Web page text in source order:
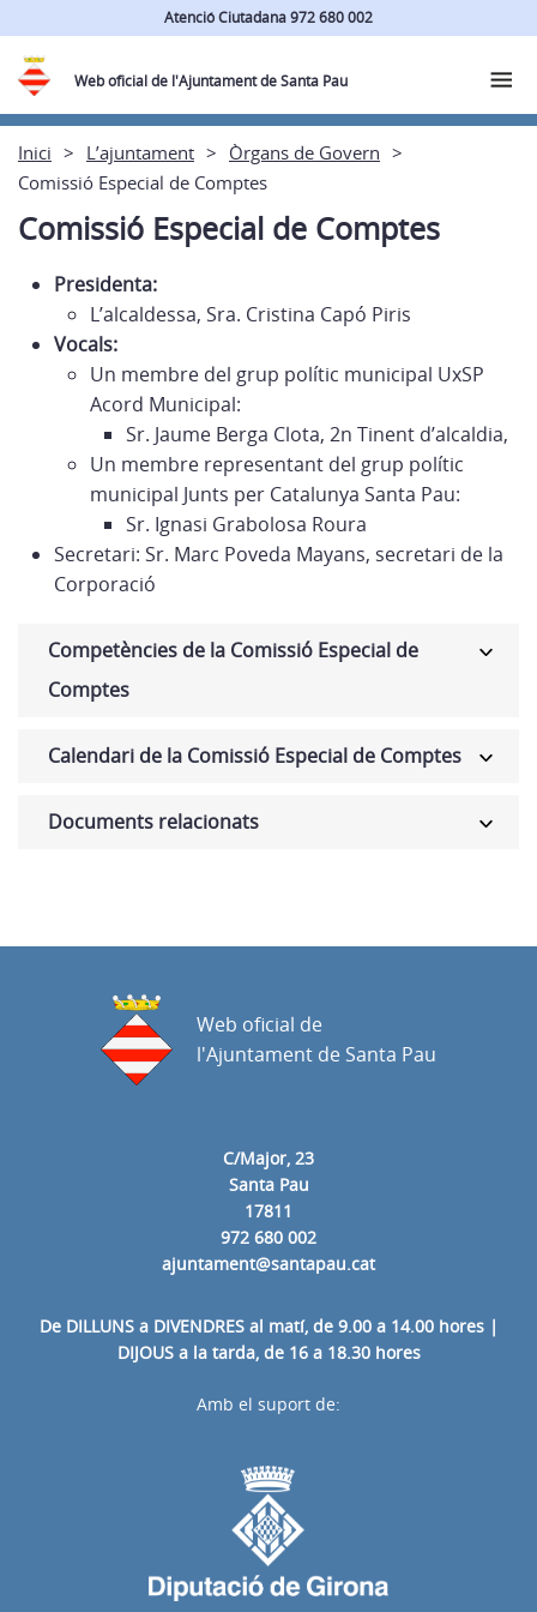
Atenció Ciutadana 972 680 002
Web oficial de l'Ajuntament de Santa Pau
Inici L’ajuntament
Òrgans de Govern
Comissió Especial de Comptes
Comissió Especial de Comptes
Presidenta:
L’alcaldessa, Sra. Cristina Capó Piris
Vocals:
Un membre del grup polític municipal UxSP
Acord Municipal:
Sr. Jaume Berga Clota, 2n Tinent d’alcaldia,
Un membre representant del grup polític
municipal Junts per Catalunya Santa Pau:
Sr. Ignasi Grabolosa Roura
Secretari: Sr. Marc Poveda Mayans, secretari de la
Corporació
Competències de la Comissió Especial de
Comptes
Calendari de la Comissió Especial de Comptes
Documents relacionats
C/Major, 23
Santa Pau
17811
972 680 002
ajuntament@santapau.cat
De DILLUNS a DIVENDRES al matí, de 9.00 a 14.00 hores |
DIJOUS a la tarda, de 16 a 18.30 hores
Web oficial de
l'Ajuntament de Santa Pau
Amb el suport de: